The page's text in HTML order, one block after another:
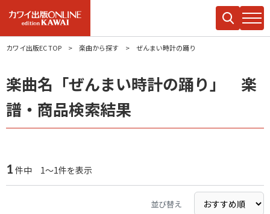
カワイ出版EC TOP 楽曲から探す ぜんまい時計の踊り
楽曲名「ぜんまい時計の踊り」 楽
譜・商品検索結果
1 件中 1～1件を表示
並び替え